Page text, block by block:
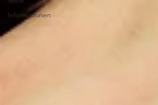
Informationen